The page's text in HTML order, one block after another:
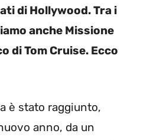
di Hollywood. Tra i
anche Missione
di Tom Cruise. Ecco
è stato raggiunto,
anno, da un